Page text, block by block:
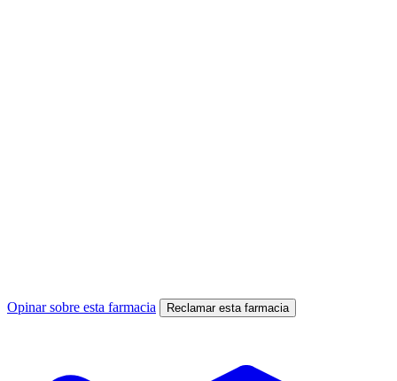
Opinar sobre esta farmacia Reclamar esta farmacia